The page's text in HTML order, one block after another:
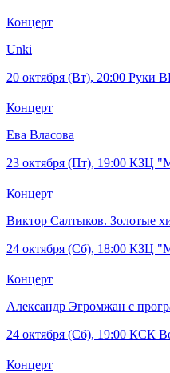
Концерт
Unki
20 октября (Вт), 20:00 Руки
Концерт
Ева Власова
23 октября (Пт), 19:00 КЗЦ
Концерт
Виктор Салтыков. Золотые
24 октября (Сб), 18:00 КЗЦ
Концерт
Александр Эгромжан с
24 октября (Сб), 19:00 КСК
Концерт